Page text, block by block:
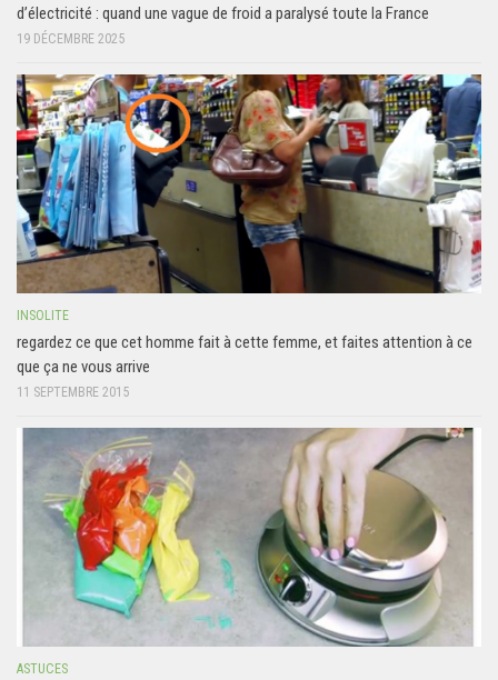
d’électricité : quand une vague de froid a paralysé toute la France
19 DÉCEMBRE 2025
INSOLITE
regardez ce que cet homme fait à cette femme, et faites attention à ce
que ça ne vous arrive
11 SEPTEMBRE 2015
ASTUCES